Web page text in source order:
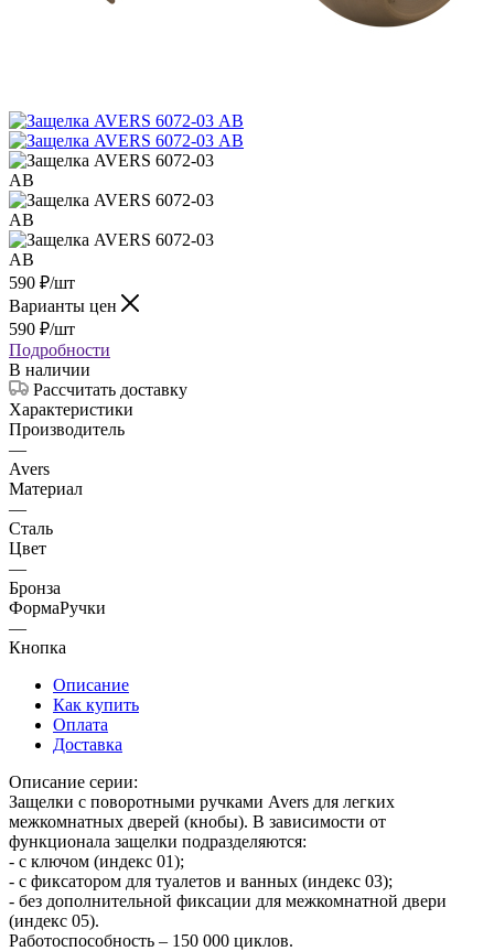
590 ₽/шт
Варианты цен
590 ₽/шт
Подробности
В наличии
Рассчитать доставку
Характеристики
Производитель
—
Avers
Материал
—
Сталь
Цвет
—
Бронза
ФормаРучки
—
Кнопка
Описание
Как купить
Оплата
Доставка
Описание серии:
Защелки c поворотными ручками Avers для легких
межкомнатных дверей (кнобы). В зависимости от
функционала защелки подразделяются:
- с ключом (индекс 01);
- с фиксатором для туалетов и ванных (индекс 03);
- без дополнительной фиксации для межкомнатной двери
(индекс 05).
Работоспособность – 150 000 циклов.